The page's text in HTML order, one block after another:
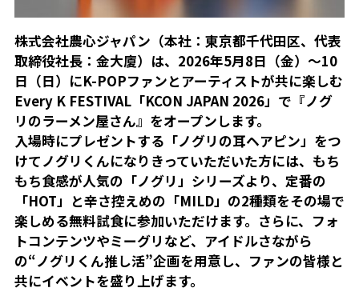
株式会社農心ジャパン（本社：東京都千代田区、代表
取締役社長：金大廈）は、2026年5月8日（金）〜10
日（日）にK-POPファンとアーティストが共に楽しむ
Every K FESTIVAL「KCON JAPAN 2026」で『ノグ
リのラーメン屋さん』をオープンします。
入場時にプレゼントする「ノグリの耳ヘアピン」をつ
けてノグリくんになりきっていただいた方には、もち
もち食感が人気の「ノグリ」シリーズより、定番の
「HOT」と辛さ控えめの「MILD」の2種類をその場で
楽しめる無料試食に参加いただけます。さらに、フォ
トコンテンツやミーグリなど、アイドルさながら
の“ノグリくん推し活”企画を用意し、ファンの皆様と
共にイベントを盛り上げます。